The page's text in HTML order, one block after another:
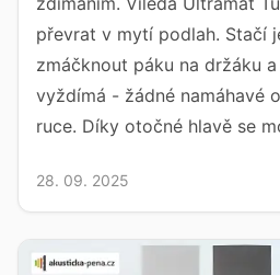
převrat v mytí podlah. Stačí
zmáčknout páku na držáku
vyždímá - žádné namáhavé
ruce. Díky otočné hlavě se
28. 09. 2025